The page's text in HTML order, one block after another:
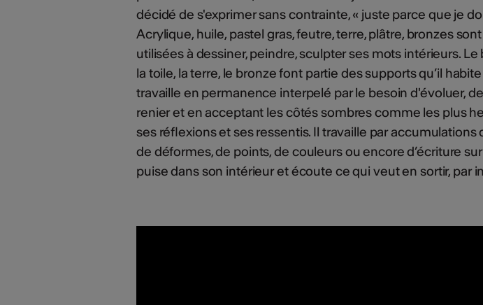
décidé de s'exprimer sans contrainte, « juste parce que je
Acrylique, huile, pastel gras, feutre, terre, plâtre, bronzes
utilisées à dessiner, peindre, sculpter ses mots intérieurs. Le
la toile, la terre, le bronze font partie des supports qu’il
travaille en permanence interpelé par le besoin d'évoluer,
renier et en acceptant les côtés sombres comme les plus
ses réflexions et ses ressentis. Il travaille par accumulations
de déformes, de points, de couleurs ou encore d’écriture
puise dans son intérieur et écoute ce qui veut en sortir, par